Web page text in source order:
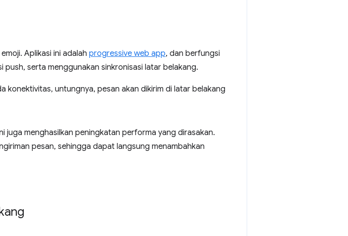
Aplikasi ini adalah progressive web app, dan berfungsi
serta menggunakan sinkronisasi latar belakang.
konektivitas, untungnya, pesan akan dikirim di latar belakang
juga menghasilkan peningkatan performa yang dirasakan.
pesan, sehingga dapat langsung menambahkan